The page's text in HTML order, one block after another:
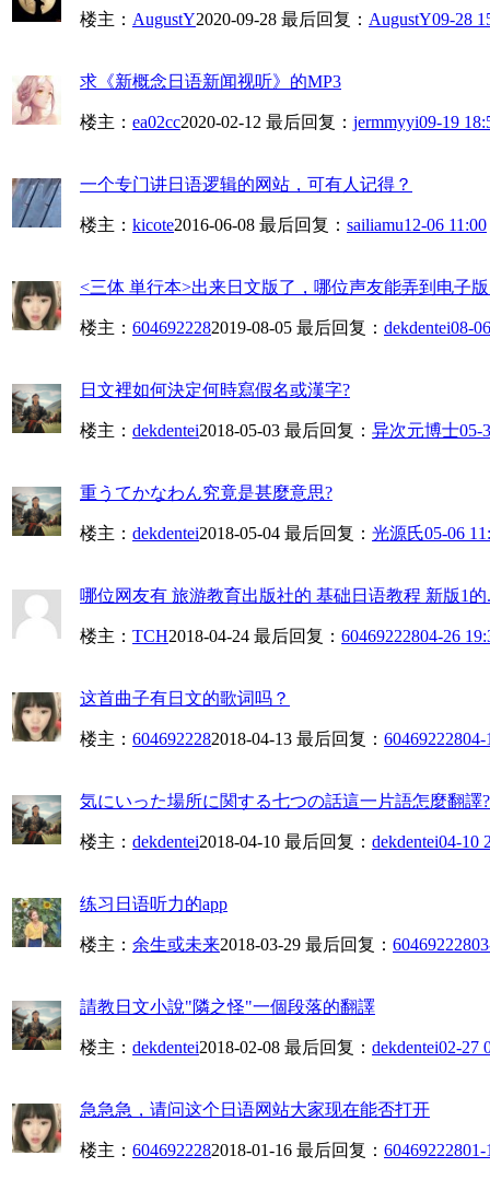
楼主： AugustY2020-09-28 最后回复： AugustY09-28
求《新概念日语新闻视听》的MP3
楼主： ea02cc2020-02-12 最后回复： jermmyyi09-19
一个专门讲日语逻辑的网站，可有人记得？
楼主： kicote2016-06-08 最后回复： sailiamu12-06 11:00
<三体 単行本>出来日文版了，哪位声友能弄到电子
楼主： 6046922282019-08-05 最后回复： dekdentei08-
日文裡如何決定何時寫假名或漢字?
楼主： dekdentei2018-05-03 最后回复： 异次元博士05-
重うてかなわん究竟是甚麼意思?
楼主： dekdentei2018-05-04 最后回复： 光源氏05-06
哪位网友有 旅游教育出版社的 基础日语教程 新版1的
楼主： TCH2018-04-24 最后回复： 60469222804-26
这首曲子有日文的歌词吗？
楼主： 6046922282018-04-13 最后回复： 60469222804-
気にいった場所に関する七つの話這一片語怎麼翻譯?
楼主： dekdentei2018-04-10 最后回复： dekdentei04-10
练习日语听力的app
楼主： 余生或未来2018-03-29 最后回复： 604692228
請教日文小說"隣之怪"一個段落的翻譯
楼主： dekdentei2018-02-08 最后回复： dekdentei02-27
急急急，请问这个日语网站大家现在能否打开
楼主： 6046922282018-01-16 最后回复： 60469222801-